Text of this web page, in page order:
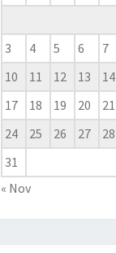
3
4 5 6 7
10
11 12 13 14
17
18 19 20 21
24
25 26 27 28
31
« Nov